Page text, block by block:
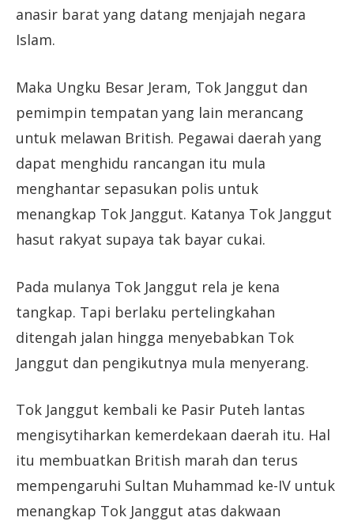
anasir barat yang datang menjajah negara
Islam.
Maka Ungku Besar Jeram, Tok Janggut dan
pemimpin tempatan yang lain merancang
untuk melawan British. Pegawai daerah yang
dapat menghidu rancangan itu mula
menghantar sepasukan polis untuk
menangkap Tok Janggut. Katanya Tok Janggut
hasut rakyat supaya tak bayar cukai.
Pada mulanya Tok Janggut rela je kena
tangkap. Tapi berlaku pertelingkahan
ditengah jalan hingga menyebabkan Tok
Janggut dan pengikutnya mula menyerang.
Tok Janggut kembali ke Pasir Puteh lantas
mengisytiharkan kemerdekaan daerah itu. Hal
itu membuatkan British marah dan terus
mempengaruhi Sultan Muhammad ke-IV untuk
menangkap Tok Janggut atas dakwaan